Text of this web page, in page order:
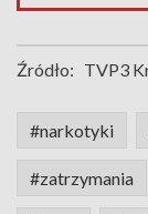
Źródło: TVP3
#narkotyki
#zatrzymania